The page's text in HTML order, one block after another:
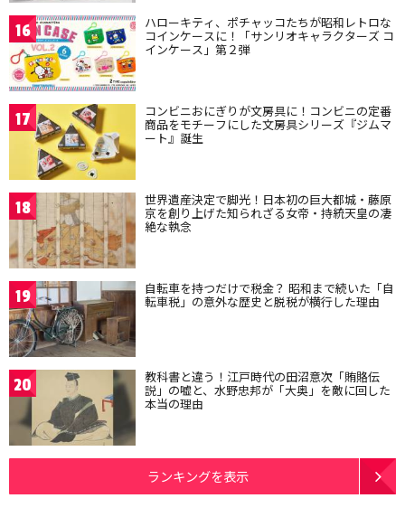
16 ハローキティ、ポチャッコたちが昭和レトロな
コインケースに！「サンリオキャラクターズ コ
インケース」第２弾
17 コンビニおにぎりが文房具に！コンビニの定番
商品をモチーフにした文房具シリーズ『ジムマ
ート』誕生
18 世界遺産決定で脚光！日本初の巨大都城・藤原
京を創り上げた知られざる女帝・持統天皇の凄
絶な執念
19 自転車を持つだけで税金？ 昭和まで続いた「自
転車税」の意外な歴史と脱税が横行した理由
20 教科書と違う！江戸時代の田沼意次「賄賂伝
説」の嘘と、水野忠邦が「大奥」を敵に回した
本当の理由
ランキングを表示